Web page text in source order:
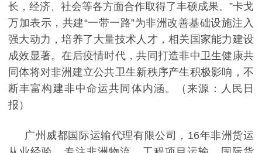
长，经济、社会等各方面合作取得了丰硕成果。”卡戈
万加表示，共建“一带一路”为非洲改善基础设施注入
强大动力，培养了大量技术人才，相关国家能力建设
成效显著。在后疫情时代，共同打造非中卫生健康共
同体将对非洲建立公共卫生新秩序产生积极影响，不
断丰富构建非中命运共同体内涵。（来源：人民日
报）
广州威都国际运输代理有限公司，16年非洲货运